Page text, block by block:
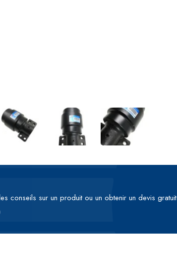
conseils sur un produit ou un obtenir un devis gratuit